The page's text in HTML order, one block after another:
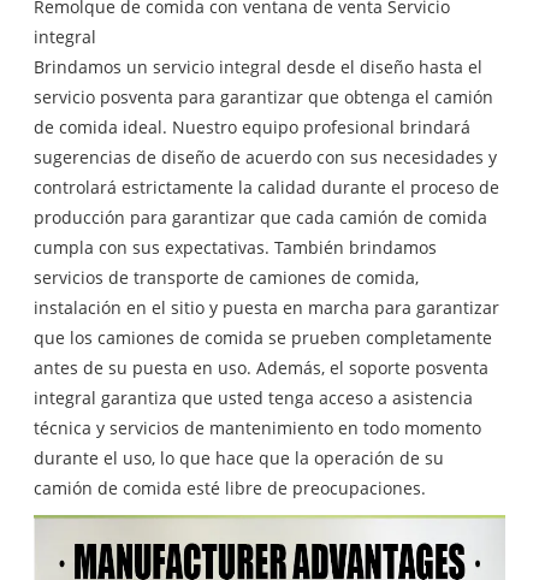
Remolque de comida con ventana de venta Servicio
integral
Brindamos un servicio integral desde el diseño hasta el
servicio posventa para garantizar que obtenga el camión
de comida ideal. Nuestro equipo profesional brindará
sugerencias de diseño de acuerdo con sus necesidades y
controlará estrictamente la calidad durante el proceso de
producción para garantizar que cada camión de comida
cumpla con sus expectativas. También brindamos
servicios de transporte de camiones de comida,
instalación en el sitio y puesta en marcha para garantizar
que los camiones de comida se prueben completamente
antes de su puesta en uso. Además, el soporte posventa
integral garantiza que usted tenga acceso a asistencia
técnica y servicios de mantenimiento en todo momento
durante el uso, lo que hace que la operación de su
camión de comida esté libre de preocupaciones.